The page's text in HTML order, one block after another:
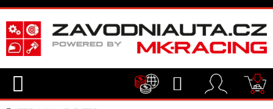
Přejít
na
obsah
Hledat